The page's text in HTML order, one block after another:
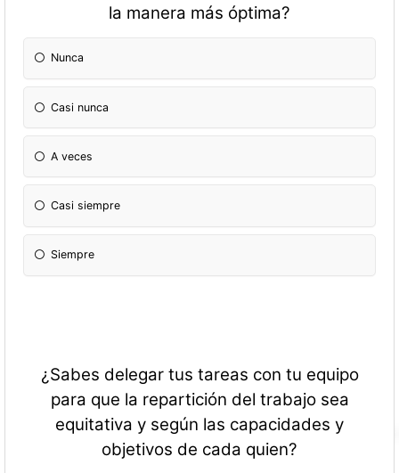
la manera más óptima?
Nunca
Casi nunca
A veces
Casi siempre
Siempre
¿Sabes delegar tus tareas con tu equipo
para que la repartición del trabajo sea
equitativa y según las capacidades y
objetivos de cada quien?